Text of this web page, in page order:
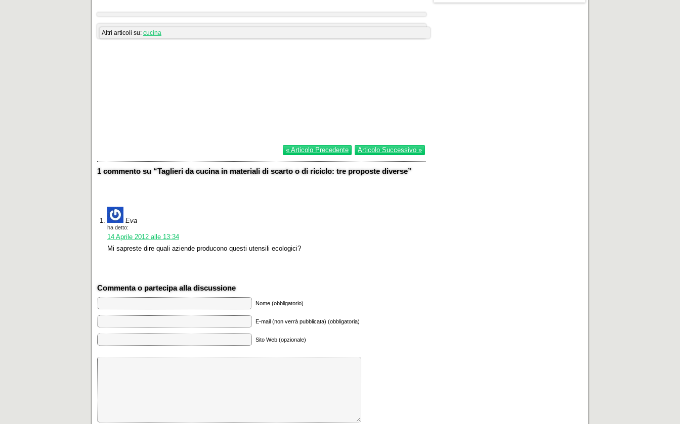
Altri articoli su: cucina
« Articolo Precedente Articolo Successivo »
1 commento su “Taglieri da cucina in materiali di scarto o di riciclo: tre proposte diverse”
Eva
ha detto:
14 Aprile 2012 alle 13:34
Mi sapreste dire quali aziende producono questi utensili ecologici?
Commenta o partecipa alla discussione
Nome (obbligatorio)
E-mail (non verrà pubblicata) (obbligatoria)
Sito Web (opzionale)